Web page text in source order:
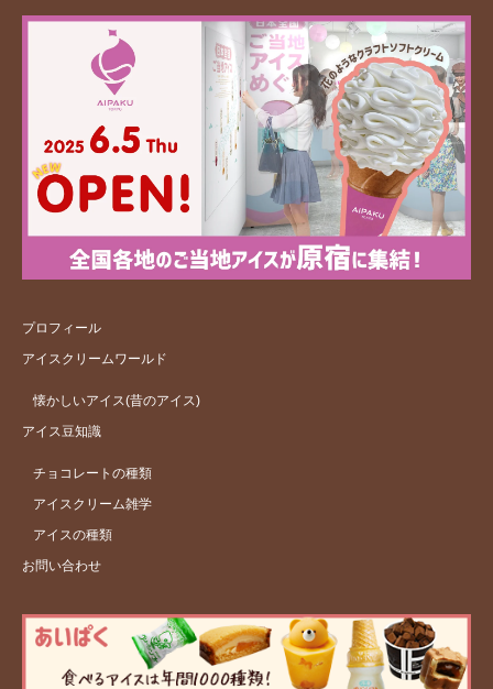
プロフィール
アイスクリームワールド
懐かしいアイス(昔のアイス)
アイス豆知識
チョコレートの種類
アイスクリーム雑学
アイスの種類
お問い合わせ